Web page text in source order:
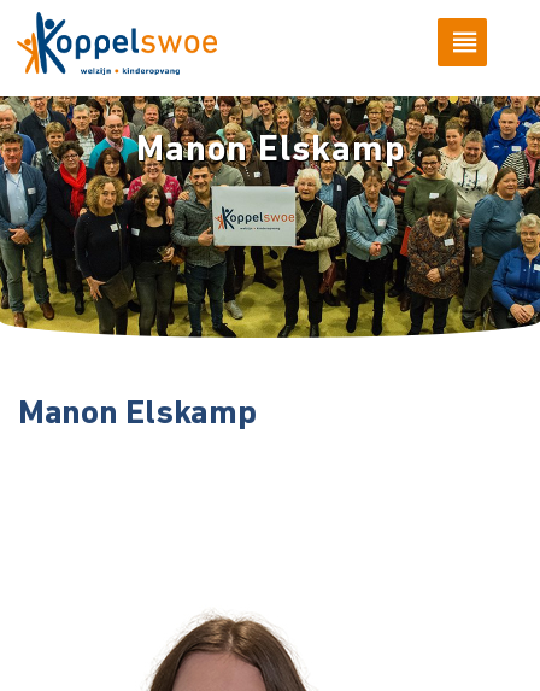
Manon Elskamp
Manon Elskamp